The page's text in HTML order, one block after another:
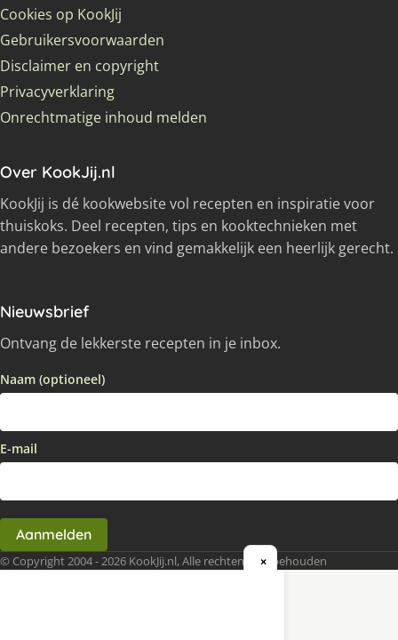
Cookies op KookJij
Gebruikersvoorwaarden
Disclaimer en copyright
Privacyverklaring
Onrechtmatige inhoud melden
Over KookJij.nl
KookJij is dé kookwebsite vol recepten en inspiratie voor
thuiskoks. Deel recepten, tips en kooktechnieken met
andere bezoekers en vind gemakkelijk een heerlijk gerecht.
Nieuwsbrief
Ontvang de lekkerste recepten in je inbox.
Naam (optioneel)
E-mail
Aanmelden
© Copyright 2004 - 2026 KookJij.nl, Alle rechten voorbehouden
×